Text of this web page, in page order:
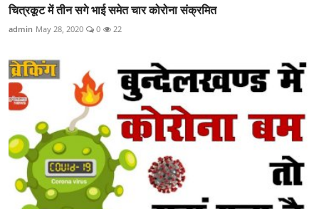
चित्रकूट में तीन सगे भाई समेत चार कोरोना संक्रमित
admin May 28, 2020 0 22